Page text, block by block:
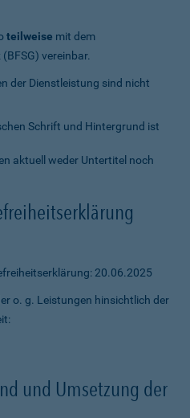
teilweise mit dem
vereinbar.
der Dienstleistung sind nicht
Schrift und Hintergrund ist
aktuell weder Untertitel noch
20.06.2025
o. g. Leistungen hinsichtlich der
und Umsetzung der